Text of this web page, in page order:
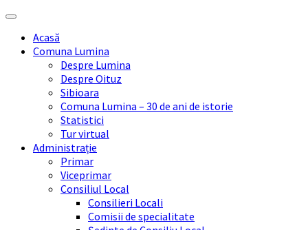
Skip
content
Skip
sidebar
Skip
right
sidebar
Skip
footerAcasă
Comuna Lumina
Despre Lumina
Despre Oituz
Sibioara
Comuna Lumina – 30 de ani de istorie
Statistici
Tur virtual
Administrație
Primar
Viceprimar
Consiliul Local
Consilieri Locali
Comisii de specialitate